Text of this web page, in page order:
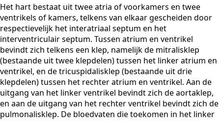
Het hart bestaat uit twee atria of voorkamers en twee
ventrikels of kamers, telkens van elkaar gescheiden door
respectievelijk het interatriaal septum en het
interventriculair septum. Tussen atrium en ventrikel
bevindt zich telkens een klep, namelijk de mitralisklep
(bestaande uit twee klepdelen) tussen het linker atrium en
ventrikel, en de tricuspidalisklep (bestaande uit drie
klepdelen) tussen het rechter atrium en ventrikel. Aan de
uitgang van het linker ventrikel bevindt zich de aortaklep,
en aan de uitgang van het rechter ventrikel bevindt zich de
pulmonalisklep. De bloedvaten die toekomen in het linker